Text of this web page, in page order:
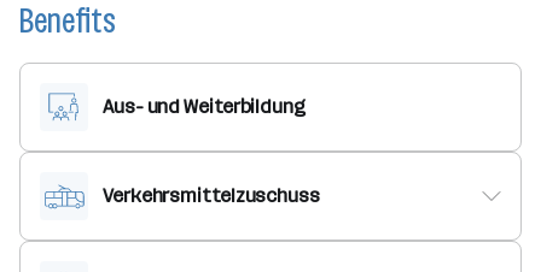
Benefits
Aus- und Weiterbildung
Verkehrsmittelzuschuss